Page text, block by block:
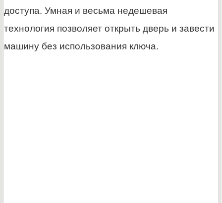
доступа. Умная и весьма недешевая
технология позволяет открыть дверь и завести
машину без использования ключа.